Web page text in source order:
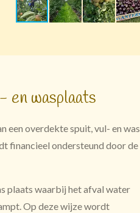
en wasplaats
een overdekte spuit, vul- en was
financieel ondersteund door de
plaats waarbij het afval water
Op deze wijze wordt